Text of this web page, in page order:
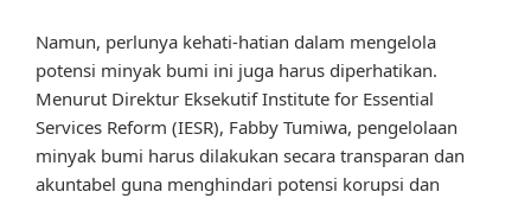
Namun, perlunya kehati-hatian dalam mengelola
potensi minyak bumi ini juga harus diperhatikan.
Menurut Direktur Eksekutif Institute for Essential
Services Reform (IESR), Fabby Tumiwa, pengelolaan
minyak bumi harus dilakukan secara transparan dan
akuntabel guna menghindari potensi korupsi dan